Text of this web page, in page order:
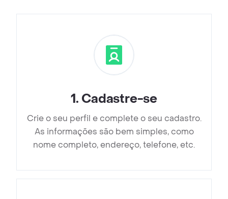
1. Cadastre-se
Crie o seu perfil e complete o seu cadastro.
As informações são bem simples, como
nome completo, endereço, telefone, etc.